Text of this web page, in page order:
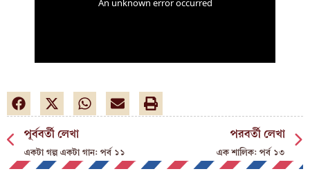
পূর্ববর্তী লেখা
একটা গল্প একটা গান: পর্ব ১১
পরবর্তী লেখা
এক শালিক: পর্ব ১৩